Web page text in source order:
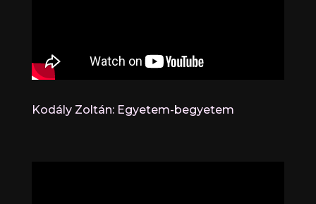
Kodály Zoltán: Egyetem-begyetem